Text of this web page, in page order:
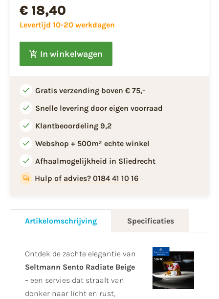
€ 18,40
Levertijd 10-20 werkdagen
In winkelwagen
Gratis verzending boven € 75,-
Snelle levering door eigen voorraad
Klantbeoordeling 9,2
Webshop + 500m² echte winkel
Afhaalmogelijkheid in Sliedrecht
Hulp of advies? 0184 41 10 16
Artikelomschrijving Specificaties
Ontdek de zachte elegantie van
Seltmann Sento Radiate Beige
– een servies dat straalt van
donker naar licht en rust,